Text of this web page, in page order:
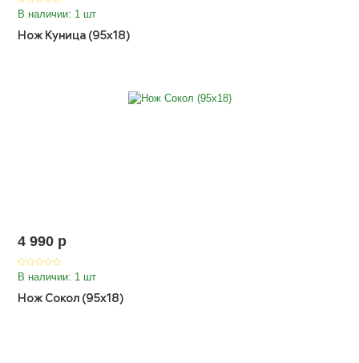
В наличии: 1 шт
Нож Куница (95х18)
4 990 p
В наличии: 1 шт
Нож Сокол (95х18)